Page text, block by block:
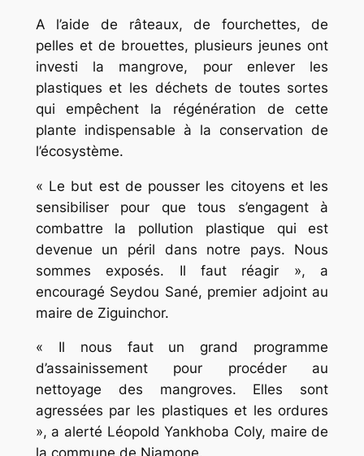
A l’aide de râteaux, de fourchettes, de
pelles et de brouettes, plusieurs jeunes ont
investi la mangrove, pour enlever les
plastiques et les déchets de toutes sortes
qui empêchent la régénération de cette
plante indispensable à la conservation de
l’écosystème.
« Le but est de pousser les citoyens et les
sensibiliser pour que tous s’engagent à
combattre la pollution plastique qui est
devenue un péril dans notre pays. Nous
sommes exposés. Il faut réagir », a
encouragé Seydou Sané, premier adjoint au
maire de Ziguinchor.
« Il nous faut un grand programme
d’assainissement pour procéder au
nettoyage des mangroves. Elles sont
agressées par les plastiques et les ordures
», a alerté Léopold Yankhoba Coly, maire de